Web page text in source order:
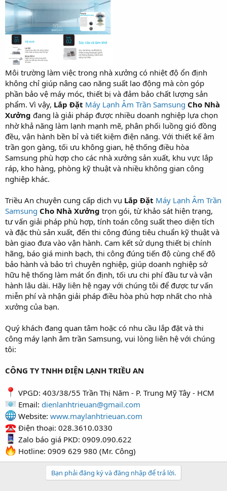
e
r
Môi trường làm việc trong nhà xưởng có nhiệt độ ổn định
không chỉ giúp nâng cao năng suất lao động mà còn góp
phần bảo vệ máy móc, thiết bị và đảm bảo chất lượng sản
phẩm. Vì vậy, Lắp Đặt Máy Lạnh Âm Trần Samsung Cho Nhà
Xưởng đang là giải pháp được nhiều doanh nghiệp lựa chọn
nhờ khả năng làm lạnh mạnh mẽ, phân phối luồng gió đồng
đều, vận hành bền bỉ và tiết kiệm điện năng. Với thiết kế âm
trần gọn gàng, tối ưu không gian, hệ thống điều hòa
Samsung phù hợp cho các nhà xưởng sản xuất, khu vực lắp
ráp, kho hàng, phòng kỹ thuật và nhiều không gian công
nghiệp khác.
Triều An chuyên cung cấp dịch vụ Lắp Đặt Máy Lạnh Âm Trần
Samsung Cho Nhà Xưởng trọn gói, từ khảo sát hiện trạng,
tư vấn giải pháp phù hợp, tính toán công suất theo diện tích
và đặc thù sản xuất, đến thi công đúng tiêu chuẩn kỹ thuật và
bàn giao đưa vào vận hành. Cam kết sử dụng thiết bị chính
hãng, báo giá minh bạch, thi công đúng tiến độ cùng chế độ
bảo hành và bảo trì chuyên nghiệp, giúp doanh nghiệp sở
hữu hệ thống làm mát ổn định, tối ưu chi phí đầu tư và vận
hành lâu dài. Hãy liên hệ ngay với chúng tôi để được tư vấn
miễn phí và nhận giải pháp điều hòa phù hợp nhất cho nhà
xưởng của bạn.
Quý khách đang quan tâm hoặc có nhu cầu lắp đặt và thi
công máy lạnh âm trần Samsung, vui lòng liên hệ với chúng
tôi:
CÔNG TY TNHH ĐIỆN LẠNH TRIỀU AN
VPGD: 403/38/55 Trần Thị Năm - P. Trung Mỹ Tây - HCM
Email: dienlanhtrieuan@gmail.com
Website: www.maylanhtrieuan.com
Điện thoại: 028.3610.0330
Zalo báo giá PKD: 0909.090.622
Hotline: 0909 629 980 (Mr. Công)
Bạn phải đăng ký và đăng nhập để trả lời.